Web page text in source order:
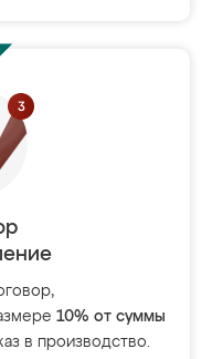
10% от суммы
в производство.